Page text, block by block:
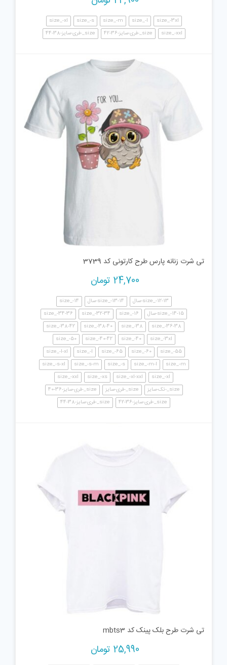
size_-3xl
size_-l
size_-m
size_-s
size_-xl
size_-xxl
size_-فری-سایز-36-42 size_-فری-سایز-38-44
تی شرت زنانه پارس طرح کارتونی کد 3739
24,700 تومان
size_-12-13-سال size_-13-14-سال
size_-14
size_-14-15-سال
size_-16
size_-32-34
size_-34-36
size_-36-38
size_-38
size_-38-40
size_-38-42
size_-3xl
size_-40
size_-40-42
size_-50
size_-55
size_-60
size_-65
size_-l
size_-l-xl
size_-m
size_-m-l
size_-s
size_-s-m
size_-s-xl
size_-xl
size_-xl-xxl
size_-xs
size_-xxl
size_-تک-سایز
size_-فری-سایز
size_-فری-سایز-36-40
size_-فری-سایز-36-42
size_-فری-سایز-38-44
تی شرت طرح بلک پینک کد mbts3
25,990 تومان